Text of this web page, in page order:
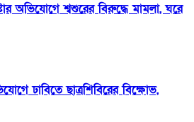
অভিযোগে শ্বশুরের বিরুদ্ধে মামলা, ঘরে
ঢাবিতে ছাত্রশিবিরের বিক্ষোভ,